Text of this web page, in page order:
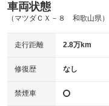
車両状態
（マツダＣＸ－８ 和歌山県）
走行距離 2.8万km
修復歴 なし
禁煙車